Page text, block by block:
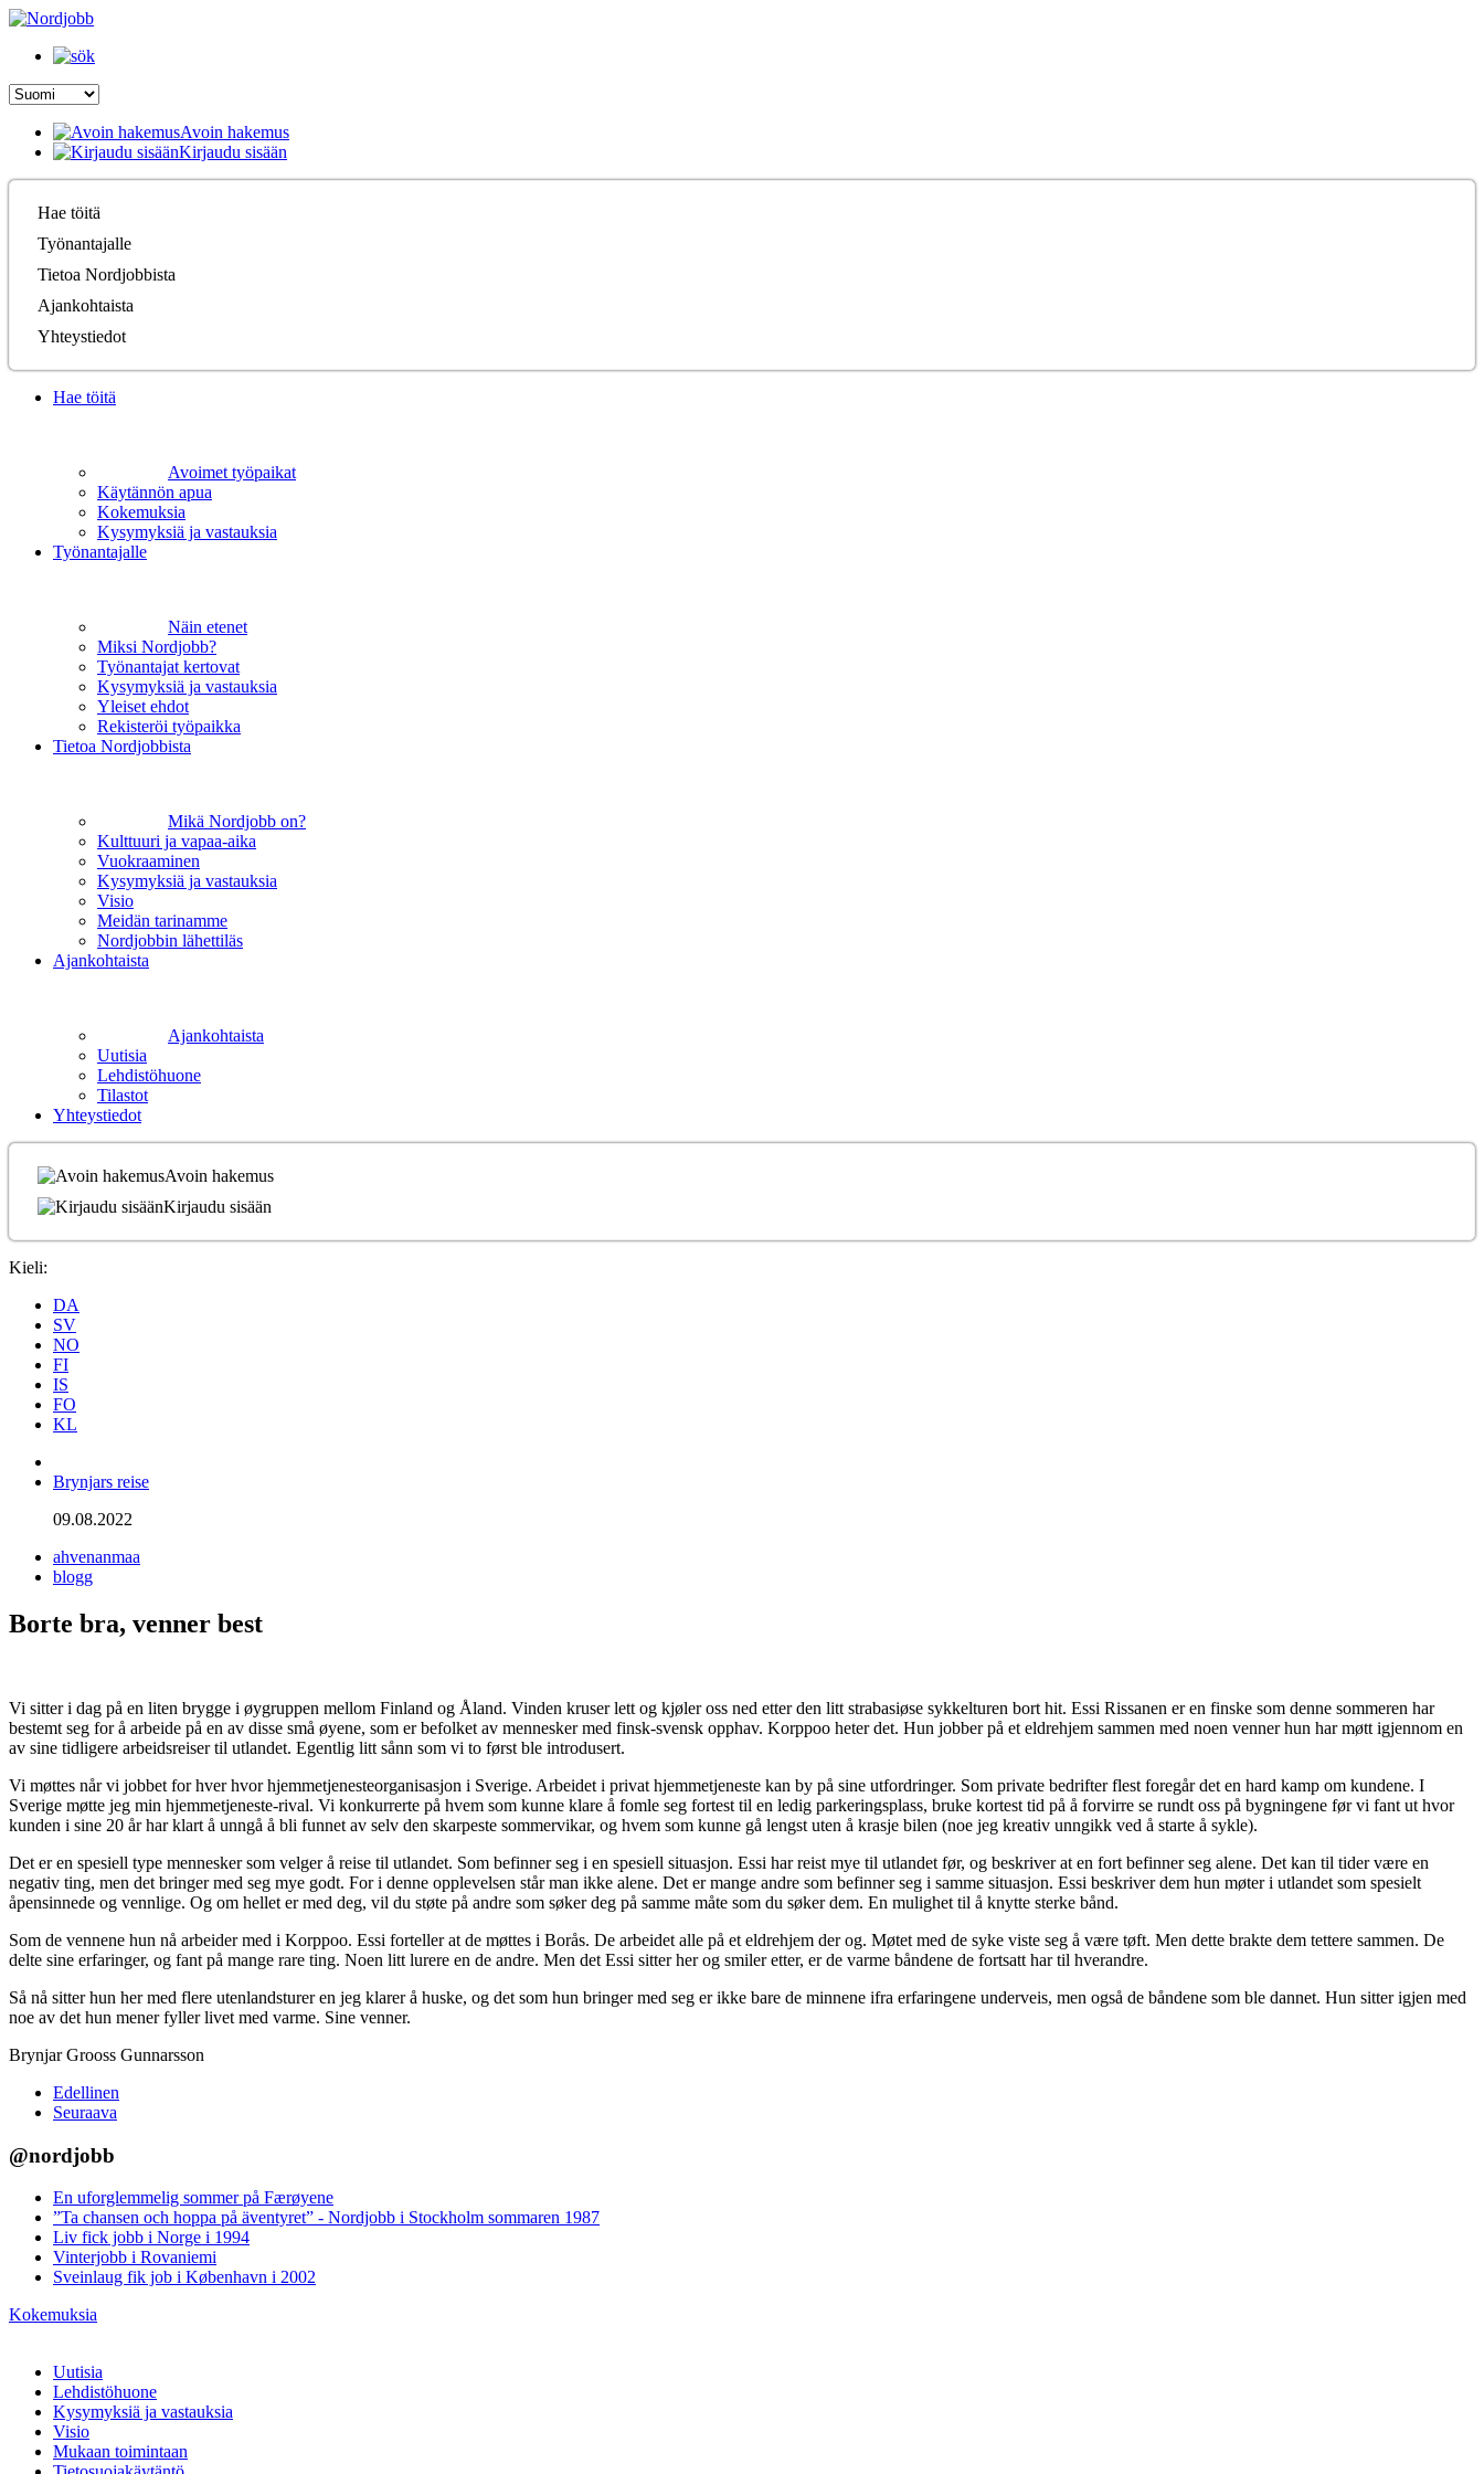
Avoin hakemus
Kirjaudu sisään
Hae töitä
Työnantajalle
Tietoa Nordjobbista
Ajankohtaista
Yhteystiedot
Hae töitä
Avoimet työpaikat
Käytännön apua
Kokemuksia
Kysymyksiä ja vastauksia
Työnantajalle
Näin etenet
Miksi Nordjobb?
Työnantajat kertovat
Kysymyksiä ja vastauksia
Yleiset ehdot
Rekisteröi työpaikka
Tietoa Nordjobbista
Mikä Nordjobb on?
Kulttuuri ja vapaa-aika
Vuokraaminen
Kysymyksiä ja vastauksia
Visio
Meidän tarinamme
Nordjobbin lähettiläs
Ajankohtaista
Ajankohtaista
Uutisia
Lehdistöhuone
Tilastot
Yhteystiedot
Avoin hakemus
Kirjaudu sisään
Kieli:
DA
SV
NO
FI
IS
FO
KL
Brynjars reise
09.08.2022
ahvenanmaa
blogg
Borte bra, venner best
Vi sitter i dag på en liten brygge i øygruppen mellom Finland og Åland. Vinden kruser lett og kjøler oss ned etter den litt strabasiøse sykkelturen bort hit. Essi Rissanen er en finske som denne sommeren har
bestemt seg for å arbeide på en av disse små øyene, som er befolket av mennesker med finsk-svensk opphav. Korppoo heter det. Hun jobber på et eldrehjem sammen med noen venner hun har møtt igjennom en
av sine tidligere arbeidsreiser til utlandet. Egentlig litt sånn som vi to først ble introdusert.
Vi møttes når vi jobbet for hver hvor hjemmetjenesteorganisasjon i Sverige. Arbeidet i privat hjemmetjeneste kan by på sine utfordringer. Som private bedrifter flest foregår det en hard kamp om kundene. I
Sverige møtte jeg min hjemmetjeneste-rival. Vi konkurrerte på hvem som kunne klare å fomle seg fortest til en ledig parkeringsplass, bruke kortest tid på å forvirre se rundt oss på bygningene før vi fant ut hvor
kunden i sine 20 år har klart å unngå å bli funnet av selv den skarpeste sommervikar, og hvem som kunne gå lengst uten å krasje bilen (noe jeg kreativ unngikk ved å starte å sykle).
Det er en spesiell type mennesker som velger å reise til utlandet. Som befinner seg i en spesiell situasjon. Essi har reist mye til utlandet før, og beskriver at en fort befinner seg alene. Det kan til tider være en
negativ ting, men det bringer med seg mye godt. For i denne opplevelsen står man ikke alene. Det er mange andre som befinner seg i samme situasjon. Essi beskriver dem hun møter i utlandet som spesielt
åpensinnede og vennlige. Og om hellet er med deg, vil du støte på andre som søker deg på samme måte som du søker dem. En mulighet til å knytte sterke bånd.
Som de vennene hun nå arbeider med i Korppoo. Essi forteller at de møttes i Borås. De arbeidet alle på et eldrehjem der og. Møtet med de syke viste seg å være tøft. Men dette brakte dem tettere sammen. De
delte sine erfaringer, og fant på mange rare ting. Noen litt lurere en de andre. Men det Essi sitter her og smiler etter, er de varme båndene de fortsatt har til hverandre.
Så nå sitter hun her med flere utenlandsturer en jeg klarer å huske, og det som hun bringer med seg er ikke bare de minnene ifra erfaringene underveis, men også de båndene som ble dannet. Hun sitter igjen med
noe av det hun mener fyller livet med varme. Sine venner.
Brynjar Grooss Gunnarsson
Edellinen
Seuraava
@nordjobb
En uforglemmelig sommer på Færøyene
”Ta chansen och hoppa på äventyret” - Nordjobb i Stockholm sommaren 1987
Liv fick jobb i Norge i 1994
Vinterjobb i Rovaniemi
Sveinlaug fik job i København i 2002
Kokemuksia
Uutisia
Lehdistöhuone
Kysymyksiä ja vastauksia
Visio
Mukaan toimintaan